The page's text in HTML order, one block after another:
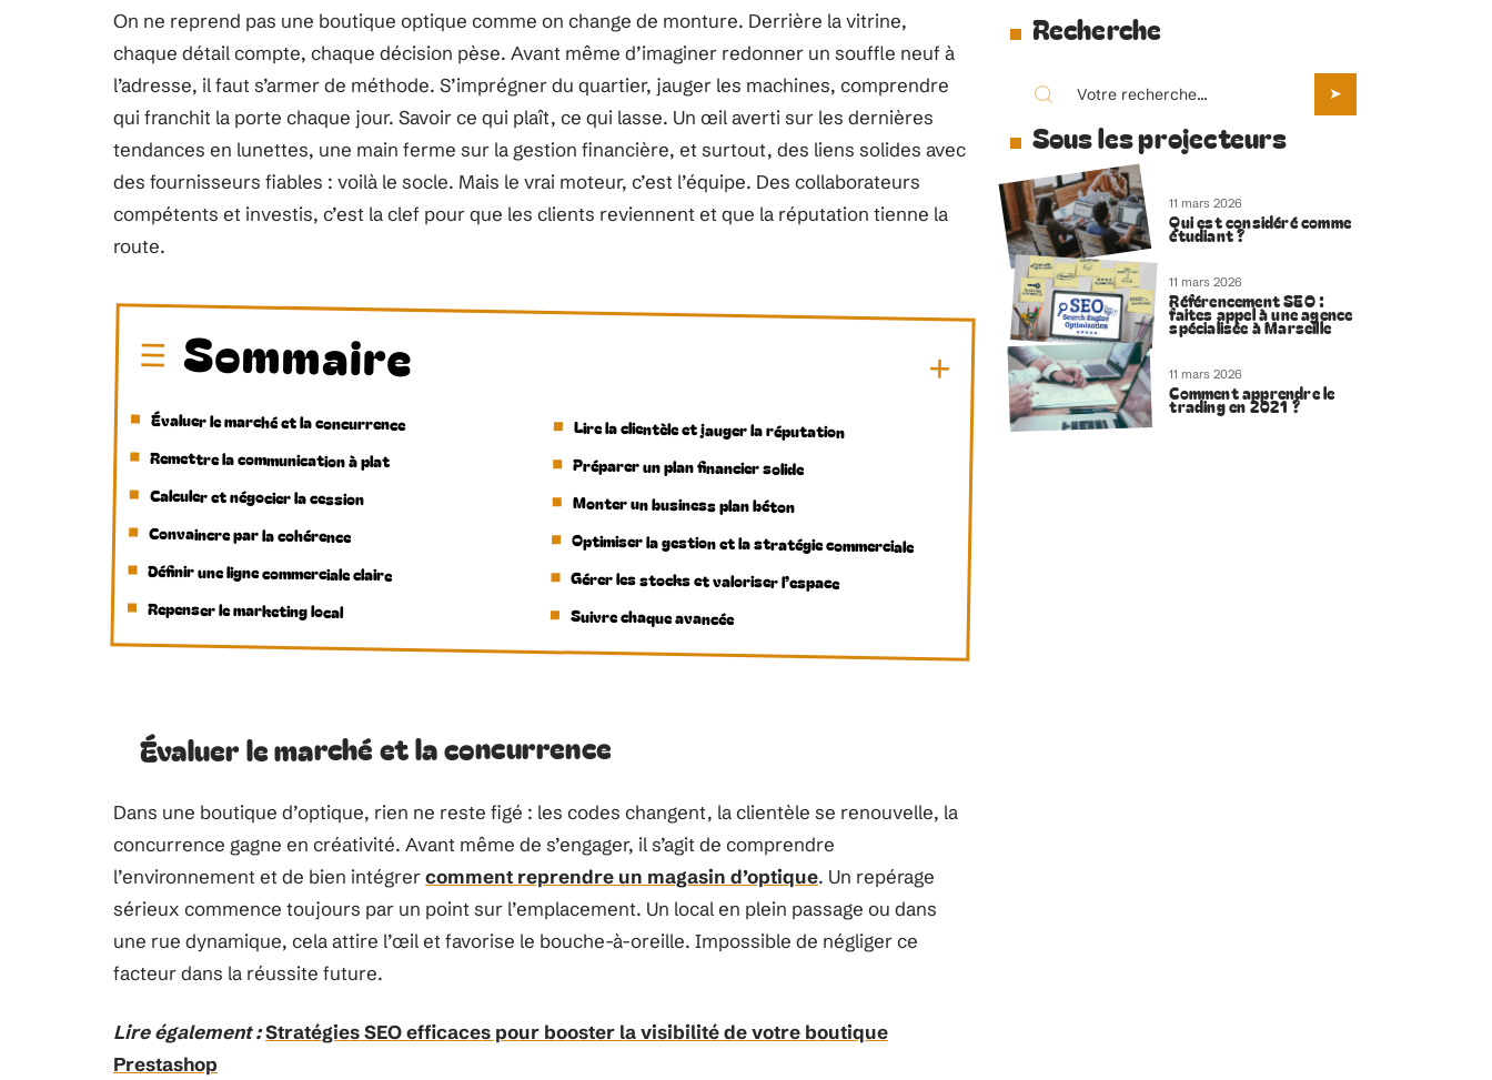
On ne reprend pas une boutique optique comme on change de monture. Derrière la vitrine,
chaque détail compte, chaque décision pèse. Avant même d’imaginer redonner un souffle neuf à
l’adresse, il faut s’armer de méthode. S’imprégner du quartier, jauger les machines, comprendre
qui franchit la porte chaque jour. Savoir ce qui plaît, ce qui lasse. Un œil averti sur les dernières
tendances en lunettes, une main ferme sur la gestion financière, et surtout, des liens solides avec
des fournisseurs fiables : voilà le socle. Mais le vrai moteur, c’est l’équipe. Des collaborateurs
compétents et investis, c’est la clef pour que les clients reviennent et que la réputation tienne la
route.
Sommaire
Évaluer le marché et la concurrence Lire la clientèle et jauger la réputation
Remettre la communication à plat Préparer un plan financier solide
Calculer et négocier la cession Monter un business plan béton
Convaincre par la cohérence Optimiser la gestion et la stratégie commerciale
Définir une ligne commerciale claire Gérer les stocks et valoriser l’espace
Repenser le marketing local Suivre chaque avancée
Évaluer le marché et la concurrence
Dans une boutique d’optique, rien ne reste figé : les codes changent, la clientèle se renouvelle, la
concurrence gagne en créativité. Avant même de s’engager, il s’agit de comprendre
l’environnement et de bien intégrercomment reprendre un magasin d’optique. Un repérage
sérieux commence toujours par un point sur l’emplacement. Un local en plein passage ou dans
une rue dynamique, cela attire l’œil et favorise le bouche-à-oreille. Impossible de négliger ce
facteur dans la réussite future.
Lire également :Stratégies SEO efficaces pour booster la visibilité de votre boutique
Prestashop
Recherche
Sous les projecteurs
11 mars 2026
Qui est considéré comme
étudiant ?
11 mars 2026
Référencement SEO :
faites appel à une agence
spécialisée à Marseille
11 mars 2026
Comment apprendre le
trading en 2021 ?